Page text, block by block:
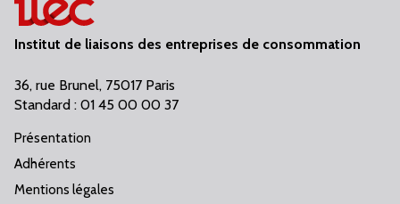
Institut de liaisons des entreprises de consommation
36, rue Brunel, 75017 Paris
Standard : 01 45 00 00 37
Présentation
Adhérents
Mentions légales